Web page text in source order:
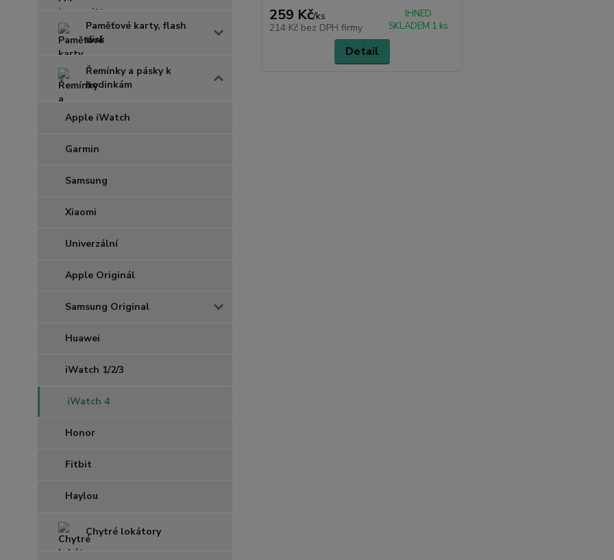
Paměťové karty, flash
disk
Řemínky a pásky k
hodinkám
Apple iWatch
Garmin
Samsung
Xiaomi
Univerzální
Apple Originál
Samsung Original
Huawei
iWatch 1/2/3
iWatch 4
Honor
Fitbit
Haylou
Chytré lokátory
259 Kč/ks
214 Kč bez DPH firmy
IHNED
SKLADEM 1 ks
Detail